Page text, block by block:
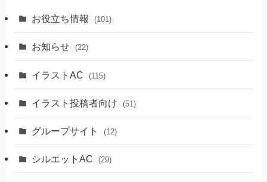
お役立ち情報 (101)
お知らせ (22)
イラストAC (115)
イラスト投稿者向け (51)
グループサイト (12)
シルエットAC (29)